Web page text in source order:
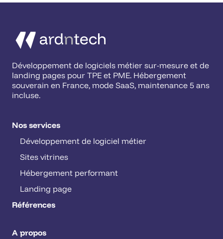
Développement de logiciels métier sur-mesure et de
landing pages pour TPE et PME. Hébergement
souverain en France, mode SaaS, maintenance 5 ans
incluse.
Nos services
Développement de logiciel métier
Sites vitrines
Hébergement performant
Landing page
Références
A propos